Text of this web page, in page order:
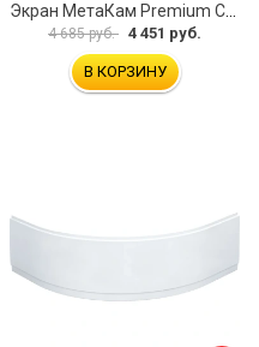
Экран МетаКам Premium Collection 4650208860133
4 685 руб. 4 451 руб.
В КОРЗИНУ